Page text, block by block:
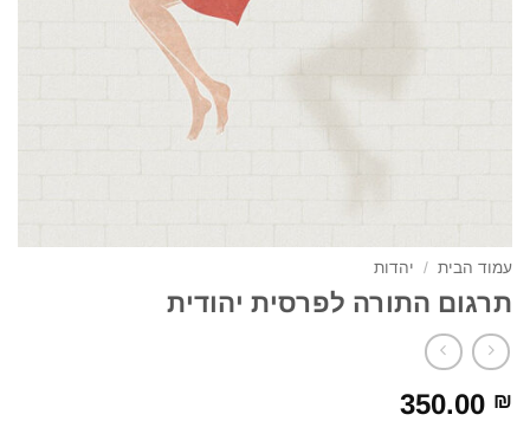
עמוד הבית / יהדות
תרגום התורה לפרסית יהודית
350.00 ₪